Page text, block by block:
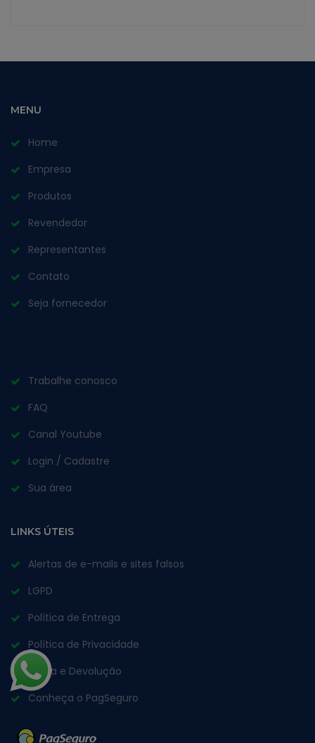
MENU
Home
Empresa
Produtos
Revendedor
Representantes
Contato
Seja fornecedor
Trabalhe conosco
FAQ
Canal Youtube
Login / Cadastre
Sua área
LINKS ÚTEIS
Alertas de e-mails e sites falsos
LGPD
Política de Entrega
Política de Privacidade
Troca e Devolução
Conheça o PagSeguro